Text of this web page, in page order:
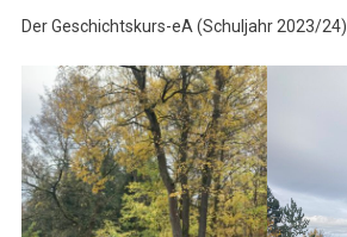
Der Geschichtskurs-eA (Schuljahr 2023/24)